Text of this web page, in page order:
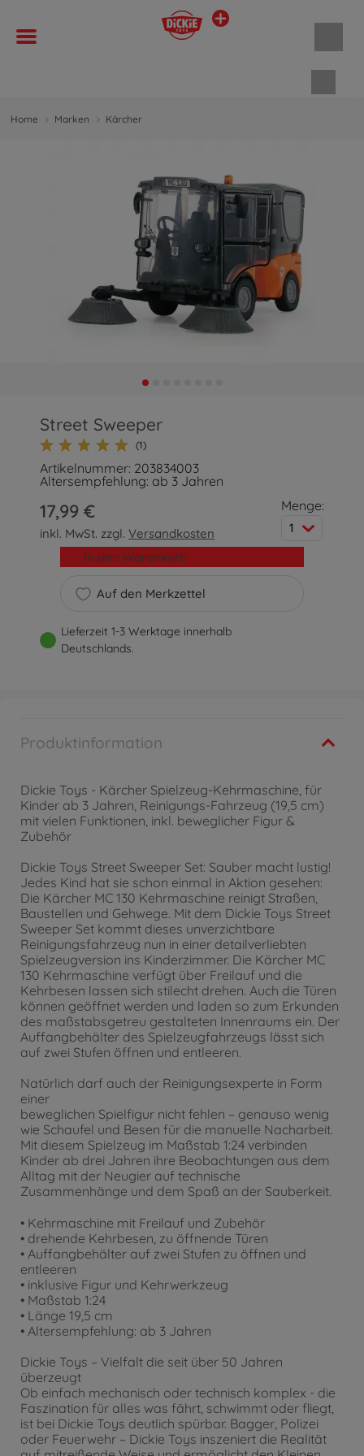
Home Marken Kärcher
Street Sweeper
(1)
Artikelnummer: 203834003
Altersempfehlung: ab 3 Jahren
17,99 €
inkl. MwSt. zzgl.Versandkosten
Menge:
1
Auf den Merkzettel
In den Warenkorb
Lieferzeit 1-3 Werktage innerhalb
Deutschlands.
Produktinformation
Dickie Toys - Kärcher Spielzeug-Kehrmaschine, für
Kinder ab 3 Jahren, Reinigungs-Fahrzeug (19,5 cm)
mit vielen Funktionen, inkl. beweglicher Figur &
Zubehör
Dickie Toys Street Sweeper Set: Sauber macht lustig!
Jedes Kind hat sie schon einmal in Aktion gesehen:
Die Kärcher MC 130 Kehrmaschine reinigt Straßen,
Baustellen und Gehwege. Mit dem Dickie Toys Street
Sweeper Set kommt dieses unverzichtbare
Reinigungsfahrzeug nun in einer detailverliebten
Spielzeugversion ins Kinderzimmer. Die Kärcher MC
130 Kehrmaschine verfügt über Freilauf und die
Kehrbesen lassen sich stilecht drehen. Auch die Türen
können geöffnet werden und laden so zum Erkunden
des maßstabsgetreu gestalteten Innenraums ein. Der
Auffangbehälter des Spielzeugfahrzeugs lässt sich
auf zwei Stufen öffnen und entleeren.
Natürlich darf auch der Reinigungsexperte in Form
einer
beweglichen Spielfigur nicht fehlen – genauso wenig
wie Schaufel und Besen für die manuelle Nacharbeit.
Mit diesem Spielzeug im Maßstab 1:24 verbinden
Kinder ab drei Jahren ihre Beobachtungen aus dem
Alltag mit der Neugier auf technische
Zusammenhänge und dem Spaß an der Sauberkeit.
• Kehrmaschine mit Freilauf und Zubehör
• drehende Kehrbesen, zu öffnende Türen
• Auffangbehälter auf zwei Stufen zu öffnen und
entleeren
• inklusive Figur und Kehrwerkzeug
• Maßstab 1:24
• Länge 19,5 cm
• Altersempfehlung: ab 3 Jahren
Dickie Toys – Vielfalt die seit über 50 Jahren
überzeugt
Ob einfach mechanisch oder technisch komplex - die
Faszination für alles was fährt, schwimmt oder fliegt,
ist bei Dickie Toys deutlich spürbar. Bagger, Polizei
oder Feuerwehr – Dickie Toys inszeniert die Realität